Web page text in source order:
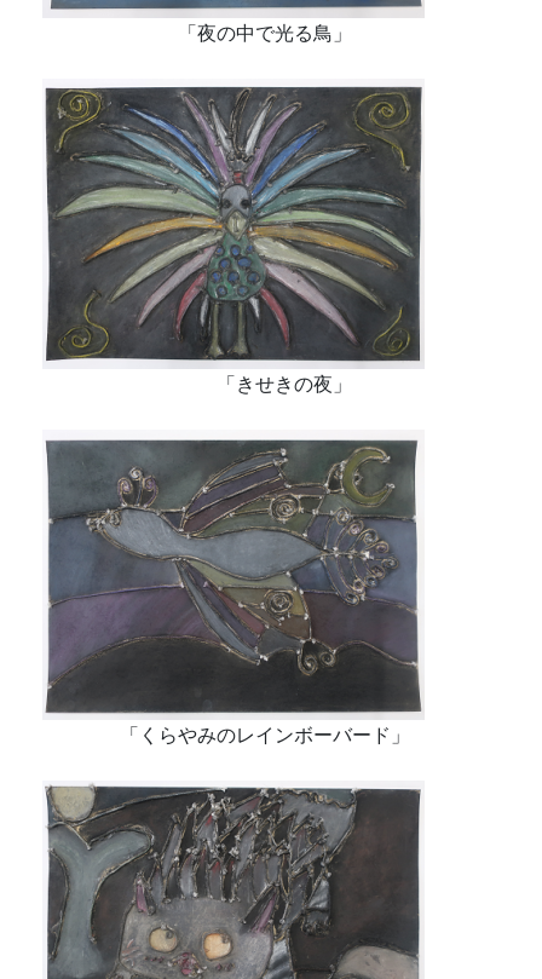
「夜の中で光る鳥」
「きせきの夜」
「くらやみのレインボーバード」